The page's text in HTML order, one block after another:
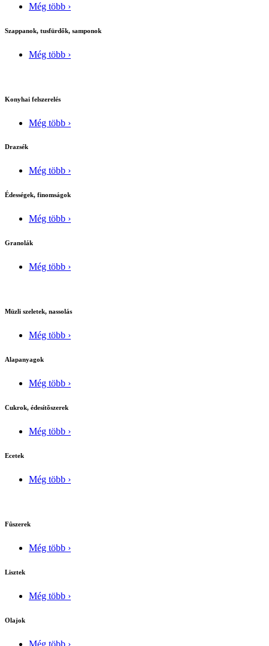
Még több ›
Szappanok, tusfürdők, samponok
Még több ›
Konyhai felszerelés
Még több ›
Drazsék
Még több ›
Édességek, finomságok
Még több ›
Granolák
Még több ›
Müzli szeletek, nassolás
Még több ›
Alapanyagok
Még több ›
Cukrok, édesítõszerek
Még több ›
Ecetek
Még több ›
Fûszerek
Még több ›
Lisztek
Még több ›
Olajok
Még több ›